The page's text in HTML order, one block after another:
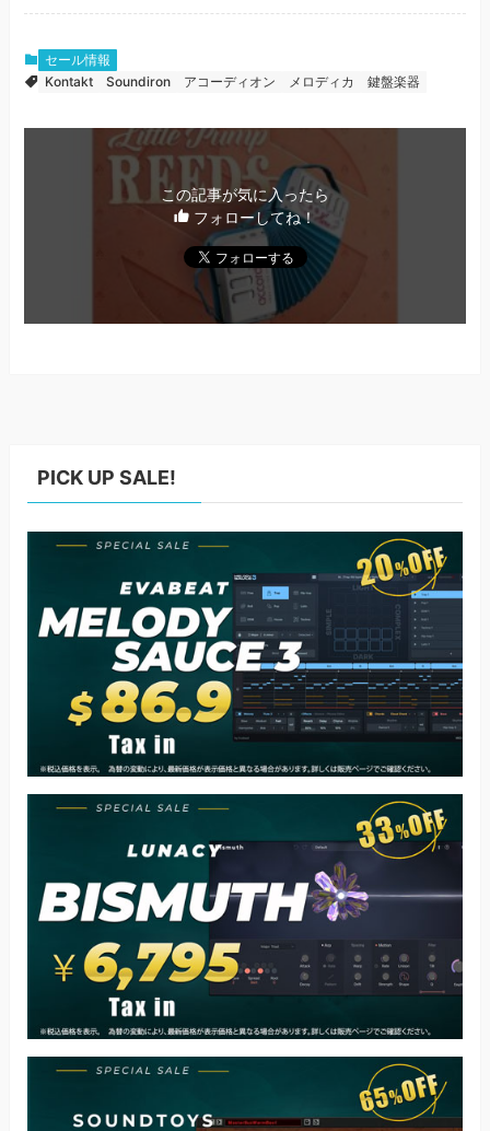
セール情報
Kontakt
Soundiron アコーディオン メロディカ 鍵盤楽器
この記事が気に入ったら
フォローしてね！
PICK UP SALE!